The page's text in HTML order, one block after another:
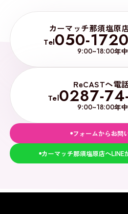
カーマッチ那須塩原
Tel050-9:00~18:00年
ReCASTへ電
Tel0287-
9:00~18:00年
フォームからお問
カーマッチ那須塩原店へLINE